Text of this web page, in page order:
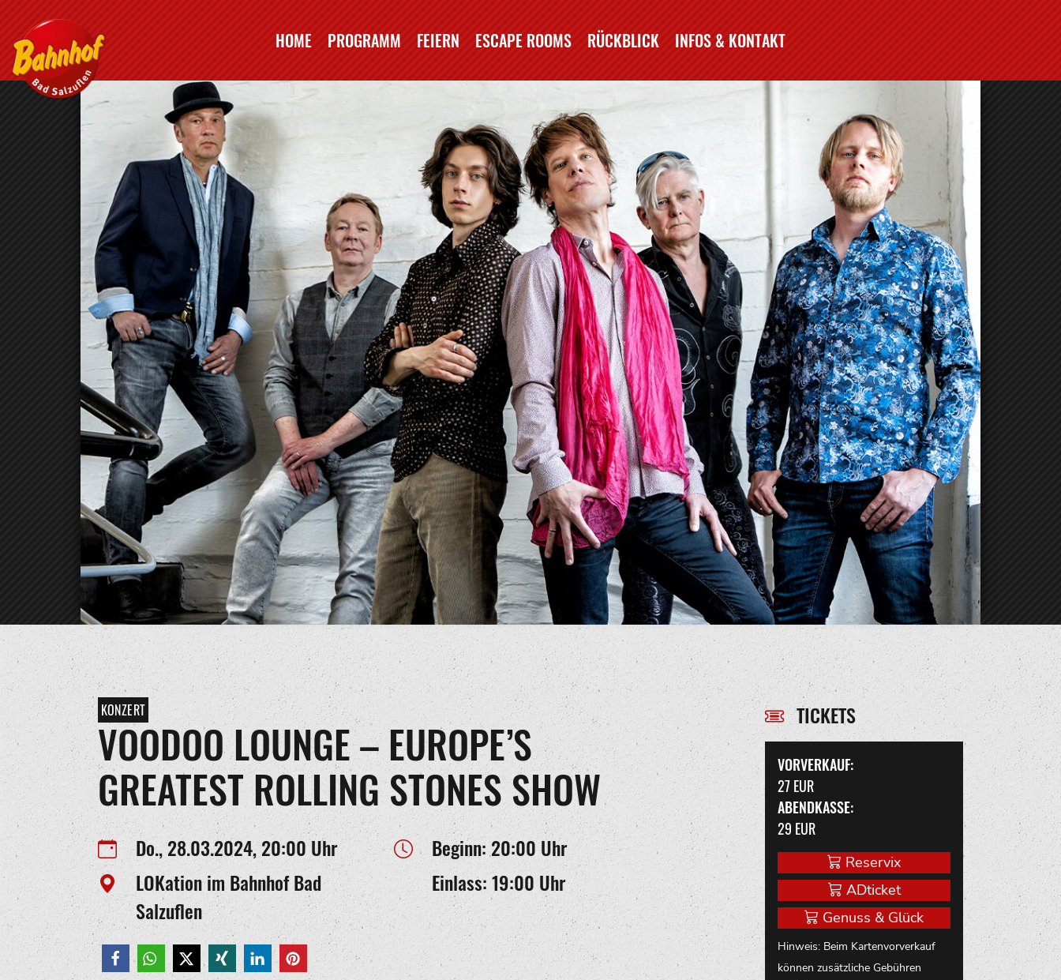
HOME PROGRAMM FEIERN ESCAPE ROOMS RÜCKBLICK INFOS & KONTAKT
KONZERT
VOODOO LOUNGE – EUROPE’S
GREATEST ROLLING STONES SHOW
Do., 28.03.2024, 20:00 Uhr
LOKation im Bahnhof Bad
Salzuflen
Beginn: 20:00 Uhr
Einlass: 19:00 Uhr
TICKETS
VORVERKAUF:
27 EUR
ABENDKASSE:
29 EUR
Reservix
ADticket
Genuss & Glück
Hinweis: Beim Kartenvorverkauf
können zusätzliche Gebühren